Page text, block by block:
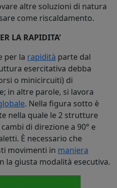
altre soluzioni di natura
come riscaldamento.
LA RAPIDITA’
per la rapidità parte dal
esercitativa debba
o minicircuiti) di
in altre parole, si lavora
. Nella figura sotto è
nella quale le 2 strutture
di direzione a 90° e
È necessario che
movimenti in maniera
la giusta modalità esecutiva.